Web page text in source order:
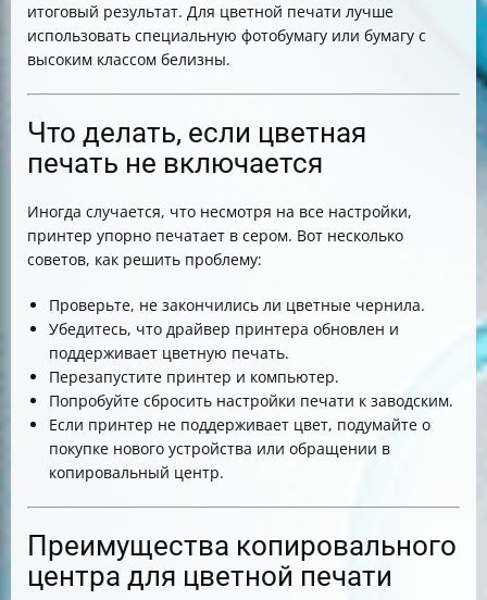
итоговый результат. Для цветной печати лучше
использовать специальную фотобумагу или бумагу с
высоким классом белизны.
Что делать, если цветная
печать не включается
Иногда случается, что несмотря на все настройки,
принтер упорно печатает в сером. Вот несколько
советов, как решить проблему:
Проверьте, не закончились ли цветные чернила.
Убедитесь, что драйвер принтера обновлен и
поддерживает цветную печать.
Перезапустите принтер и компьютер.
Попробуйте сбросить настройки печати к заводским.
Если принтер не поддерживает цвет, подумайте о
покупке нового устройства или обращении в
копировальный центр.
Преимущества копировального
центра для цветной печати